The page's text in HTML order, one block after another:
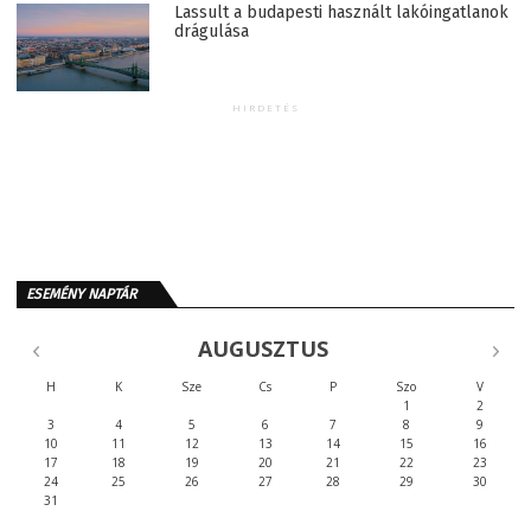
Lassult a budapesti használt lakóingatlanok
drágulása
HIRDETÉS
ESEMÉNY NAPTÁR
AUGUSZTUS
H K Sze Cs P Szo
V
1
2
3
4 5 6 7 8
9
10
11 12 13 14 15
16
17
18 19 20 21 22
23
24
25 26 27 28 29
30
31